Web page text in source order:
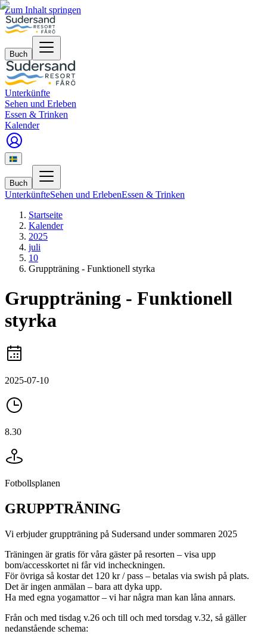
Zum Inhalt springen
Buch
Unterkünfte
Sehen und Erleben
Essen & Trinken
Kalender
Buch
UnterkünfteSehen und ErlebenEssen & Trinken
Startseite
Kalender
2025
juli
10
Gruppträning - Funktionell styrka
Gruppträning - Funktionell
styrka
2025-07-10
8.30
Fotbollsplanen
GRUPPTRÄNING
Vi erbjuder gruppträning på Sudersand under sommaren 2025
Träningen är gratis för våra gäster på resorten – visa upp
bom/accesskortet ni får vid incheckningen.
För övriga så kostar det 120 kr / pass – betalas via swish på plats.
Det är ingen anmälan – bara att dyka upp.
Ha med egna yogamattor – vi har några man kan låna annars.
Från och med tisdag v.26 och till och med torsdag v.32, så gäller
nedanstående schema: